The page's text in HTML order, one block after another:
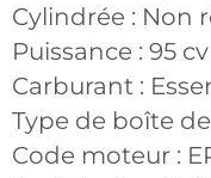
Cylindrée : Non
Puissance : 95 cv
Carburant :
Type de boîte
Code moteur :